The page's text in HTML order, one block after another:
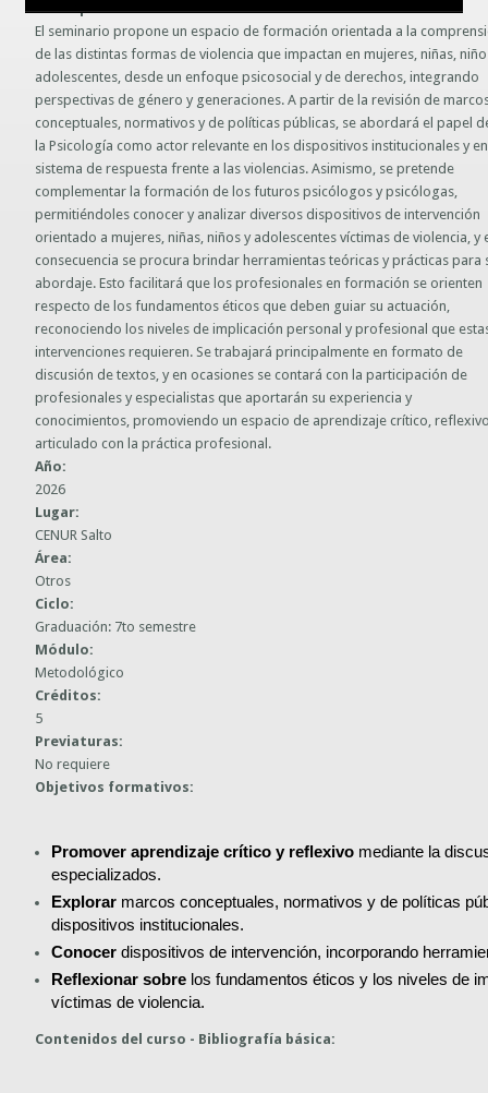
Guías prácticas o proyectos
Guías UCO
Información sobre SPAM y Phising
Descripción:
El seminario propone un espacio de formación orientada a la
de las distintas formas de violencia que impactan en mujeres, niñas,
adolescentes, desde un enfoque psicosocial y de derechos, integrando
perspectivas de género y generaciones. A partir de la revisión de
conceptuales, normativos y de políticas públicas, se abordará el papel
la Psicología como actor relevante en los dispositivos institucionales y
sistema de respuesta frente a las violencias. Asimismo, se pretende
complementar la formación de los futuros psicólogos y psicólogas,
permitiéndoles conocer y analizar diversos dispositivos de intervención
orientado a mujeres, niñas, niños y adolescentes víctimas de violencia, y
consecuencia se procura brindar herramientas teóricas y prácticas para
abordaje. Esto facilitará que los profesionales en formación se orienten
respecto de los fundamentos éticos que deben guiar su actuación,
reconociendo los niveles de implicación personal y profesional que
intervenciones requieren. Se trabajará principalmente en formato de
discusión de textos, y en ocasiones se contará con la participación de
profesionales y especialistas que aportarán su experiencia y
conocimientos, promoviendo un espacio de aprendizaje crítico,
articulado con la práctica profesional.
Año:
2026
Lugar:
CENUR Salto
Área:
Otros
Ciclo:
Graduación: 7to semestre
Módulo:
Metodológico
Créditos:
5
Previaturas:
No requiere
Objetivos formativos:
Promover aprendizaje crítico y reflexivo mediante la
especializados.
Explorar marcos conceptuales, normativos y de políticas
dispositivos institucionales.
Conocer dispositivos de intervención, incorporando
Reflexionar sobre los fundamentos éticos y los niveles de
víctimas de violencia.
Contenidos del curso - Bibliografía básica: